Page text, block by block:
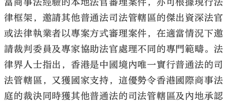
富商事法經驗的本地法官審理案件，亦可根據現行法
律框架，邀請其他普通法司法管轄區的傑出資深法官
或法律執業者以專案方式審理案件，在適當情況下邀
請裁判委員及專家協助法官處理不同的專門範疇。法
律界人士指出，香港是中國境內唯一實行普通法的司
法管轄區，又獲國家支持，這優勢令香港國際商事法
庭的裁決同時獲其他普通法的司法管轄區及內地承認